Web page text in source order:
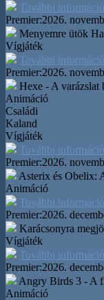
További információ
Premier:2026.
Menyemre ütök
Vígjáték
További információ
Premier:2026.
Hexe - A varázslat
Animáció
Családi
Kaland
Vígjáték
További információ
Premier:2026.
Asterix és Obelix:
Animáció
További információ
Premier:2026.
Karácsonyra
Vígjáték
További információ
Premier:2026.
Angry Birds 3 - A
Animáció